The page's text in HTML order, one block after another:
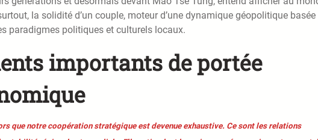
la solidité d’un couple, moteur d’une dynamique géopolitique basée
paradigmes politiques et culturels locaux.
importants de portée
que notre coopération stratégique est devenue exhaustive. Ce sont les relations